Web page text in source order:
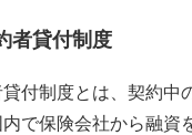
者貸付制度
付制度とは、契約中
で保険会社から融資